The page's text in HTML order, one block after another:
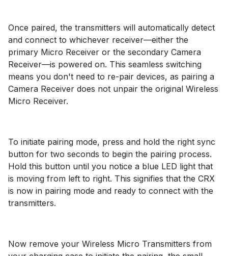
Once paired, the transmitters will automatically detect
and connect to whichever receiver—either the
primary Micro Receiver or the secondary Camera
Receiver—is powered on. This seamless switching
means you don't need to re-pair devices, as pairing a
Camera Receiver does not unpair the original Wireless
Micro Receiver.
To initiate pairing mode, press and hold the right sync
button for two seconds to begin the pairing process.
Hold this button until you notice a blue LED light that
is moving from left to right. This signifies that the CRX
is now in pairing mode and ready to connect with the
transmitters.
Now remove your Wireless Micro Transmitters from